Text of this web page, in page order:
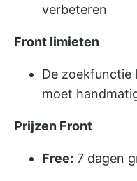
verbeteren
Front limieten
De zoekfunctie
moet
Prijzen Front
Free: 7 dagen